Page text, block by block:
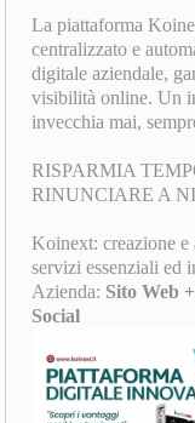
La piattaforma
centralizzato e
digitale aziendale,
visibilità online. Un
invecchia mai,
RISPARMIA
RINUNCIARE A
Koinext: creazione e
servizi essenziali ed
Azienda: Sito Web
Social